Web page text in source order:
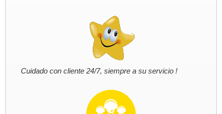
Cuidado con cliente 24/7, siempre a su servicio !